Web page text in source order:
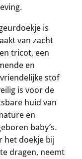
is
van zacht
tricot, een
en
stof
is voor de
huid van
en
baby’s.
het doekje bij
dragen, neemt